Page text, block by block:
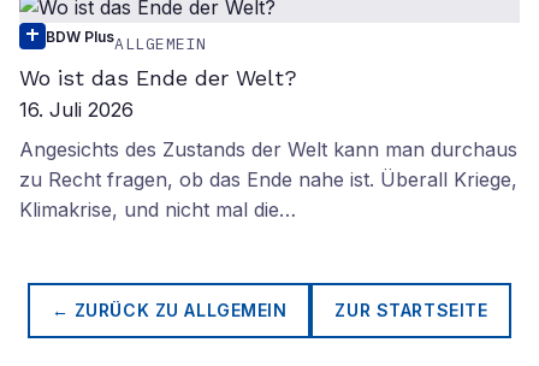
BDW PlusALLGEMEIN
Wo ist das Ende der Welt?
16. Juli 2026
Angesichts des Zustands der Welt kann man durchaus
zu Recht fragen, ob das Ende nahe ist. Überall Kriege,
Klimakrise, und nicht mal die…
← ZURÜCK ZUALLGEMEIN ZUR STARTSEITE